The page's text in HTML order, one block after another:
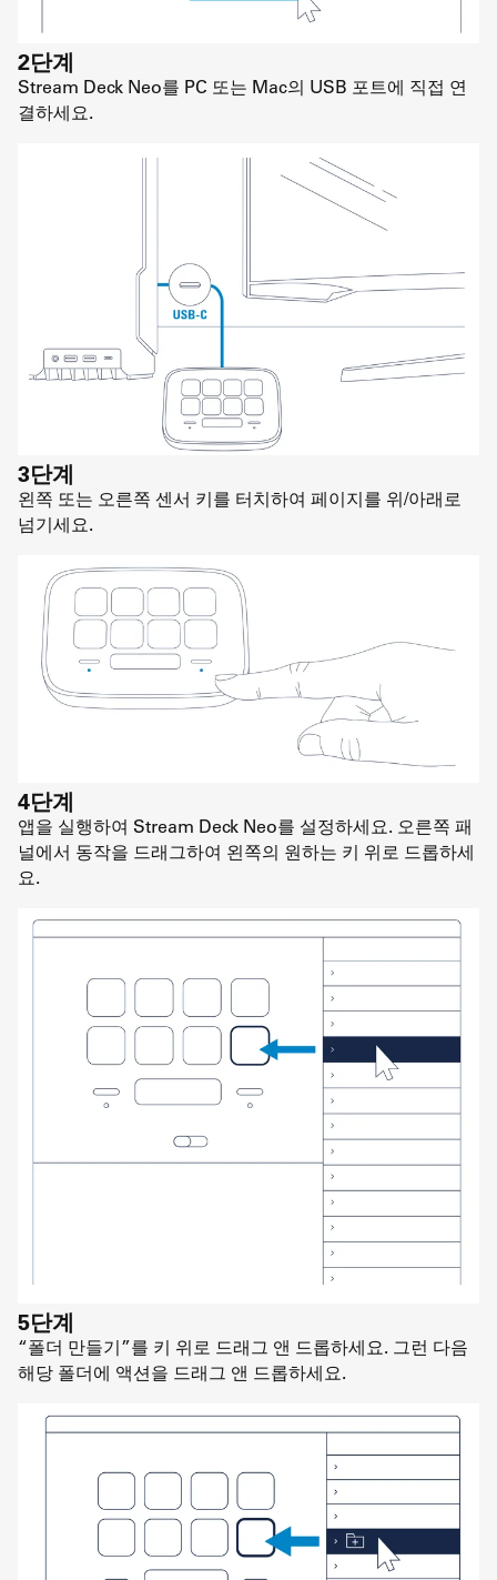
2단계
Stream Deck Neo를 PC 또는 Mac의 USB 포트에 직접 연
결하세요.
3단계
왼쪽 또는 오른쪽 센서 키를 터치하여 페이지를 위/아래로
넘기세요.
4단계
앱을 실행하여 Stream Deck Neo를 설정하세요. 오른쪽 패
널에서 동작을 드래그하여 왼쪽의 원하는 키 위로 드롭하세
요.
5단계
“폴더 만들기”를 키 위로 드래그 앤 드롭하세요. 그런 다음
해당 폴더에 액션을 드래그 앤 드롭하세요.